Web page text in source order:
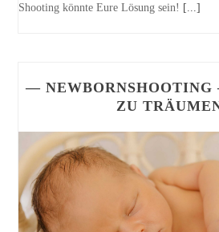
Shooting könnte Eure Lösung sein! [...]
— NEWBORNSHOOTING
ZU